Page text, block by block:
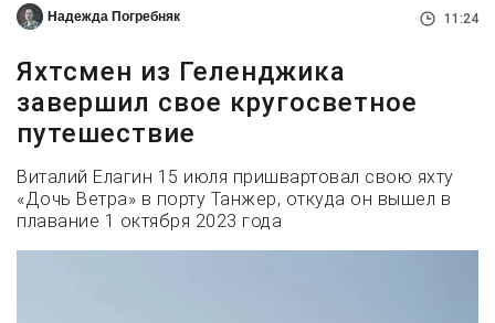
Надежда Погребняк 11:24
Яхтсмен из Геленджика
завершил свое кругосветное
путешествие
Виталий Елагин 15 июля пришвартовал свою яхту
«Дочь Ветра» в порту Танжер, откуда он вышел в
плавание 1 октября 2023 года